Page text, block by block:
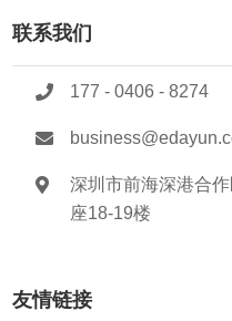
联系我们
177 - 0406 - 8274
深圳市前海深港合
座18-19楼
友情链接